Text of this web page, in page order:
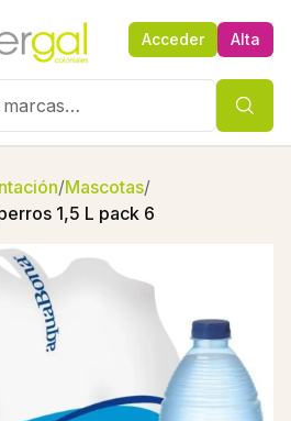
Acceder Alta
/Mascotas/
1,5 L pack 6